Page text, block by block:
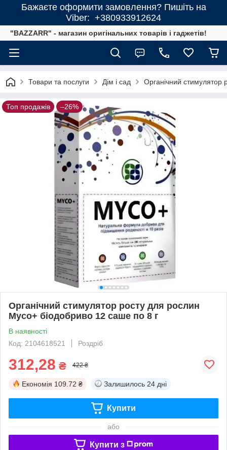
Бажаєте оформити замовлення? Пишіть на
Viber: +380933912624
"BAZZARR" - магазин оригінальних товарів і гаджетів!
Товари та послуги Дім і сад Органічний стимулятор
Топ продажів –26%
Органічний стимулятор росту для рослин
Myco+ біодобриво 12 саше по 8 г
В наявності
Код: 2104618521
Роздріб
312,28 ₴ 422 ₴
Економія 109.72 ₴ Залишилось 24 дні
Купити
або
Купити з